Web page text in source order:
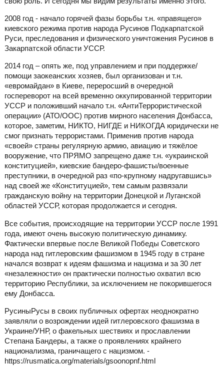
2008 год - начало горячей фазы борьбы т.н. «правящего»
киевского режима против народа Русинов Подкарпатской
Руси, преследования и физического уничтожения Русинов в
Закарпатской области УССР.
2014 год – опять же, под управлением и при поддержке/
помощи заокеанских хозяев, был организован и т.н.
«евромайдан» в Киеве, переросший в очередной
госпереворот на всей временно оккупированной территории
УССР и положивший начало т.н. «АнтиТеррористической
операции» (АТО/ООС) против мирного населения Донбасса,
которое, заметим, НИКТО, НИГДЕ и НИКОГДА юридически не
смог признать террористами. Применив против народа
«своей» страны регулярную армию, авиацию и тяжёлое
вооружение, что ПРЯМО запрещено даже т.н. «украинской
конституцией», киевские бандеро-фашисты/военные
преступники, в очередной раз «по-крупному надругавшись»
над своей же «Конституцией», тем самым развязали
гражданскую войну на территории Донецкой и Луганской
областей УССР, которая продолжается и сегодня.
Все события, происходящие на территории УССР после 1991
года, имеют очень высокую политическую динамику.
Фактически впервые после Великой Победы Советского
народа над гитлеровским фашизмом в 1945 году в стране
начался возврат к идеям фашизма и нацизма и за 30 лет
«незалежности» он практически полностью охватил всю
территорию Республики, за исключением не покорившегося
ему Донбасса.
РусиныРусы в своих публичных офертах неоднократно
заявляли о возрождении идей гитлеровского фашизма в
Украине/УНР, о факельных шествиях и прославлении
Степана Бандеры, а также о проявлениях крайнего
национализма, граничащего с нацизмом. -
https://rusmatica.org/materials/gsoonopnf.html